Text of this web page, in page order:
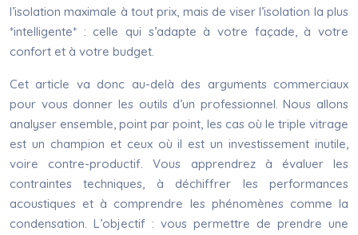
l’isolation maximale à tout prix, mais de viser l’isolation la plus
*intelligente* : celle qui s’adapte à votre façade, à votre
confort et à votre budget.
Cet article va donc au-delà des arguments commerciaux
pour vous donner les outils d’un professionnel. Nous allons
analyser ensemble, point par point, les cas où le triple vitrage
est un champion et ceux où il est un investissement inutile,
voire contre-productif. Vous apprendrez à évaluer les
contraintes techniques, à déchiffrer les performances
acoustiques et à comprendre les phénomènes comme la
condensation. L’objectif : vous permettre de prendre une